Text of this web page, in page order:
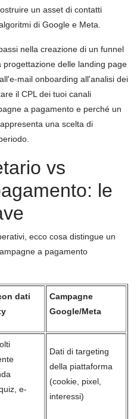
un asset di contatti
di Google e Meta.
nella creazione di un funnel
delle landing page
mail onboarding all'analisi dei
il CPL dei tuoi canali
a pagamento e perché un
una scelta di
vs
le
ecco cosa distingue un
a pagamento
dati
Campagne
Google/Meta
e-
Dati di targeting
della piattaforma
(cookie, pixel,
interessi)